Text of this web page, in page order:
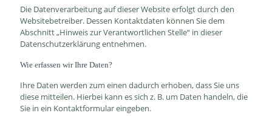
Die Datenverarbeitung auf dieser Website erfolgt durch den
Websitebetreiber. Dessen Kontaktdaten können Sie dem
Abschnitt „Hinweis zur Verantwortlichen Stelle“ in dieser
Datenschutzerklärung entnehmen.
Wie erfassen wir Ihre Daten?
Ihre Daten werden zum einen dadurch erhoben, dass Sie uns
diese mitteilen. Hierbei kann es sich z. B. um Daten handeln, die
Sie in ein Kontaktformular eingeben.